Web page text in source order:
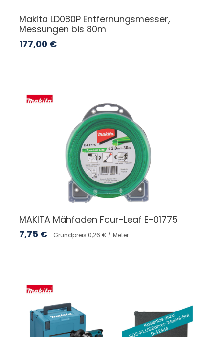
Makita LD080P Entfernungsmesser,
Messungen bis 80m
177,00 €
MAKITA Mähfaden Four-Leaf E-01775
7,75 € Grundpreis 0,26 € / Meter